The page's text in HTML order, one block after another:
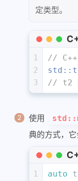
定类型。
1
2
3
//
// t2
使用
典的方式，它
1
auto